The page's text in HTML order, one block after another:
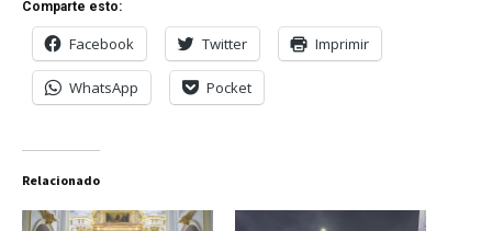
Comparte esto:
Facebook Twitter Imprimir
WhatsApp Pocket
Relacionado